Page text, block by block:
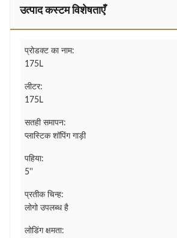
उत्पाद कस्टम विशेषताएँ
प्रोडक्ट का नाम:
175L
लीटर:
175L
सतही समापन:
प्लास्टिक शॉपिंग गाड़ी
पहिया:
5''
प्रतीक चिन्ह:
लोगो उपलब्ध है
लोडिंग क्षमता: